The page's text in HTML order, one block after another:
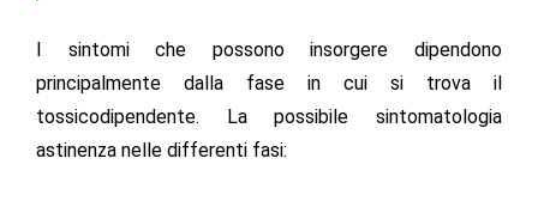
I sintomi che possono insorgere dipendono
principalmente dalla fase in cui si trova il
tossicodipendente. La possibile sintomatologia
astinenza nelle differenti fasi: